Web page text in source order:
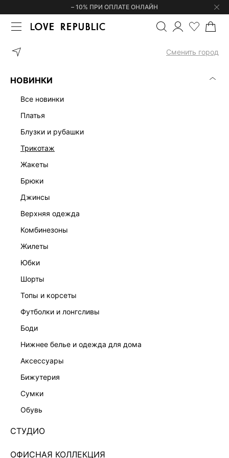
– 10% ПРИ ОПЛАТЕ ОНЛАЙН
Сменить город
НОВИНКИ
все новинки
платья
блузки и рубашки
трикотаж
жакеты
брюки
джинсы
верхняя одежда
комбинезоны
жилеты
юбки
шорты
топы и корсеты
футболки и лонгсливы
боди
нижнее белье и одежда для дома
аксессуары
бижутерия
сумки
обувь
СТУДИО
ОФИСНАЯ КОЛЛЕКЦИЯ
ГЛАВНАЯ ПЛАТЬЕ МИНИ С ПОЯСОМ
ЭКСКЛЮЗИВНО ОНЛАЙН
ПЛАТЬЕ МИНИ С ПОЯСОМ 5357610511-32
6 599 ₽